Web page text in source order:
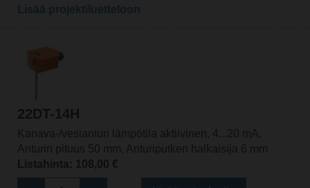
22DT-14H
Kanava-/vesianturi lämpötila aktiivinen, 4...20 mA,
Anturin pituus 50 mm, Anturiputken halkaisija 6 mm
Listahinta: 108,00 €